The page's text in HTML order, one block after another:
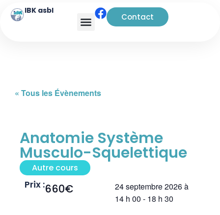
IBK asbl
Contact
« Tous les Évènements
Anatomie Système
Musculo-Squelettique
Autre cours
Prix :660€ 24 septembre 2026à
14 h 00 - 18 h 30